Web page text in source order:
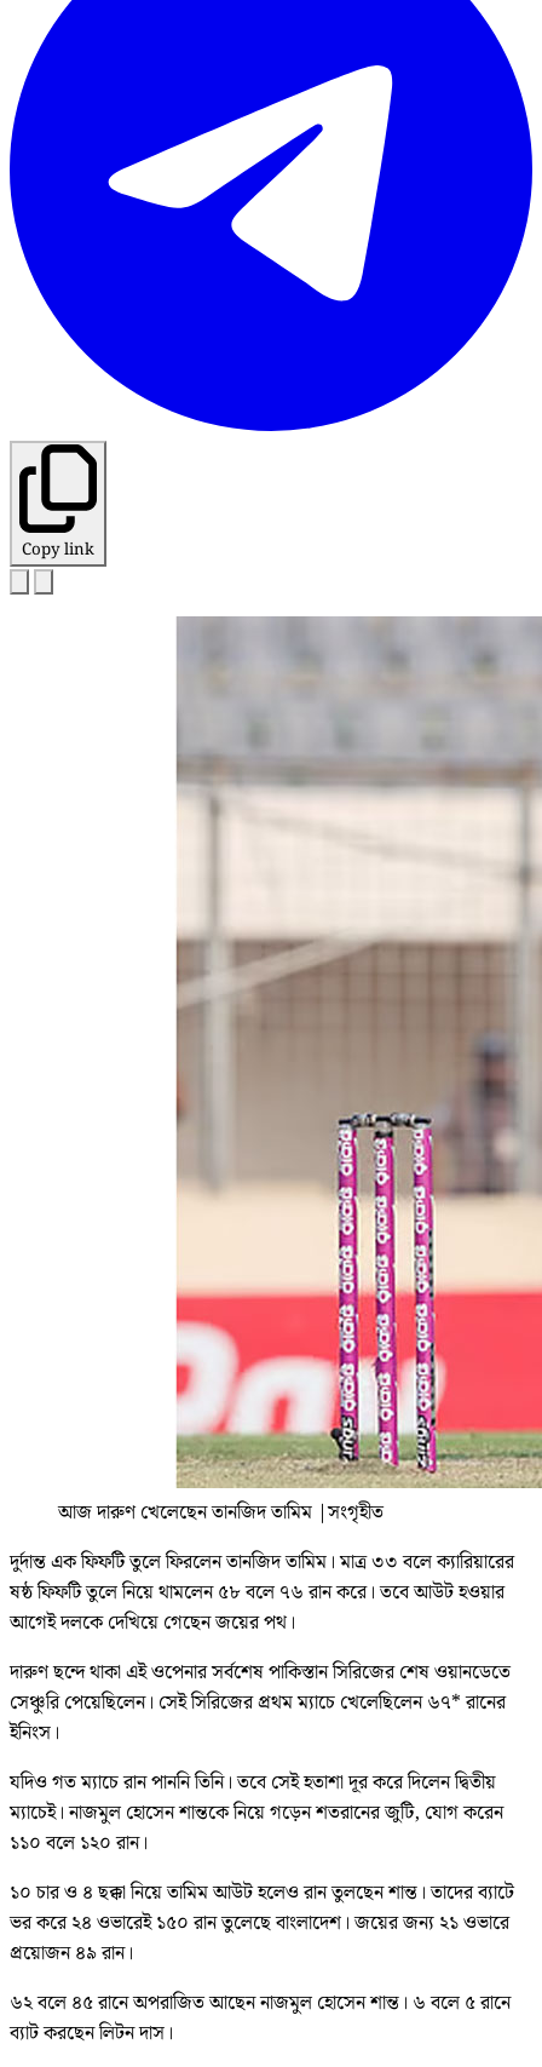
Copy link
আজ দারুণ খেলেছেন তানজিদ তামিম |সংগৃহীত
দুর্দান্ত এক ফিফটি তুলে ফিরলেন তানজিদ তামিম। মাত্র ৩৩ বলে ক্যারিয়ারের
ষষ্ঠ ফিফটি তুলে নিয়ে থামলেন ৫৮ বলে ৭৬ রান করে। তবে আউট হওয়ার
আগেই দলকে দেখিয়ে গেছেন জয়ের পথ।
দারুণ ছন্দে থাকা এই ওপেনার সর্বশেষ পাকিস্তান সিরিজের শেষ ওয়ানডেতে
সেঞ্চুরি পেয়েছিলেন। সেই সিরিজের প্রথম ম্যাচে খেলেছিলেন ৬৭* রানের
ইনিংস।
যদিও গত ম্যাচে রান পাননি তিনি। তবে সেই হতাশা দূর করে দিলেন দ্বিতীয়
ম্যাচেই। নাজমুল হোসেন শান্তকে নিয়ে গড়েন শতরানের জুটি, যোগ করেন
১১০ বলে ১২০ রান।
১০ চার ও ৪ ছক্কা নিয়ে তামিম আউট হলেও রান তুলছেন শান্ত। তাদের ব্যাটে
ভর করে ২৪ ওভারেই ১৫০ রান তুলেছে বাংলাদেশ। জয়ের জন্য ২১ ওভারে
প্রয়োজন ৪৯ রান।
৬২ বলে ৪৫ রানে অপরাজিত আছেন নাজমুল হোসেন শান্ত। ৬ বলে ৫ রানে
ব্যাট করছেন লিটন দাস।